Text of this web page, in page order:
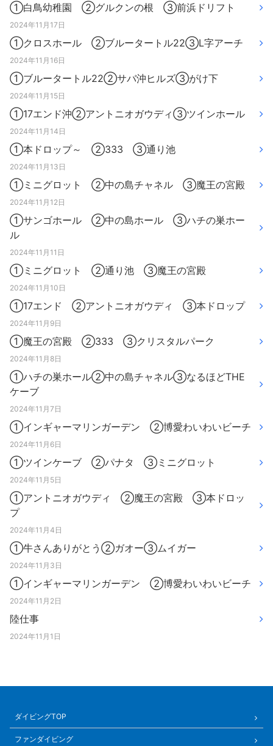
①白鳥幼稚園 ②グルクンの根 ③前浜ドリフト
2024年11月17日
①クロスホール ②ブルータートル22③L字アーチ
2024年11月16日
①ブルータートル22②サバ沖ヒルズ③がけ下
2024年11月15日
①17エンド沖②アントニオガウディ③ツインホール
2024年11月14日
①本ドロップ～ ②333 ③通り池
2024年11月13日
①ミニグロット ②中の島チャネル ③魔王の宮殿
2024年11月12日
①サンゴホール ②中の島ホール ③ハチの巣ホー
ル
2024年11月11日
①ミニグロット ②通り池 ③魔王の宮殿
2024年11月10日
①17エンド ②アントニオガウディ ③本ドロップ
2024年11月9日
①魔王の宮殿 ②333 ③クリスタルパーク
2024年11月8日
①ハチの巣ホール②中の島チャネル③なるほどTHE
ケーブ
2024年11月7日
①インギャーマリンガーデン ②博愛わいわいビーチ
2024年11月6日
①ツインケーブ ②パナタ ③ミニグロット
2024年11月5日
①アントニオガウディ ②魔王の宮殿 ③本ドロッ
プ
2024年11月4日
①牛さんありがとう②ガオー③ムイガー
2024年11月3日
①インギャーマリンガーデン ②博愛わいわいビーチ
2024年11月2日
陸仕事
2024年11月1日
ダイビングTOP
ファンダイビング